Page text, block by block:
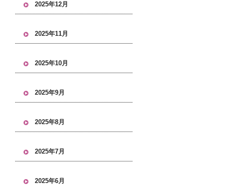
2025年12月
2025年11月
2025年10月
2025年9月
2025年8月
2025年7月
2025年6月